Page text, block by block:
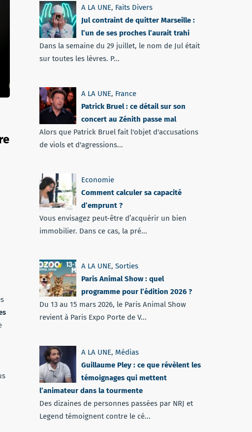
A LA UNE, Faits Divers
Jul contraint de quitter Marseille :
l’un de ses proches l’aurait trahi
Dans la semaine du 29 juillet, le nom de Jul était
sur toutes les lèvres. P...
A LA UNE, France
Patrick Bruel : ce détail sur son
concert au Zénith passe mal
Alors que Patrick Bruel fait l'objet d'accusations
de viols et d'agressions...
Economie
Comment calculer sa capacité
d’emprunt ?
Vous envisagez peut-être d’acquérir un bien
immobilier. Dans ce cas, la pré...
A LA UNE, Sorties
Paris Animal Show : quel
programme pour l’édition 2026 ?
Du 13 au 15 mars 2026, le Paris Animal Show
revient à Paris Expo Porte de V...
A LA UNE, Médias
Guillaume Pley : ce que révèlent les
témoignages qui mettent
l’animateur dans la tourmente
Des dizaines de personnes passées par NRJ et
Legend témoignent contre le cé...